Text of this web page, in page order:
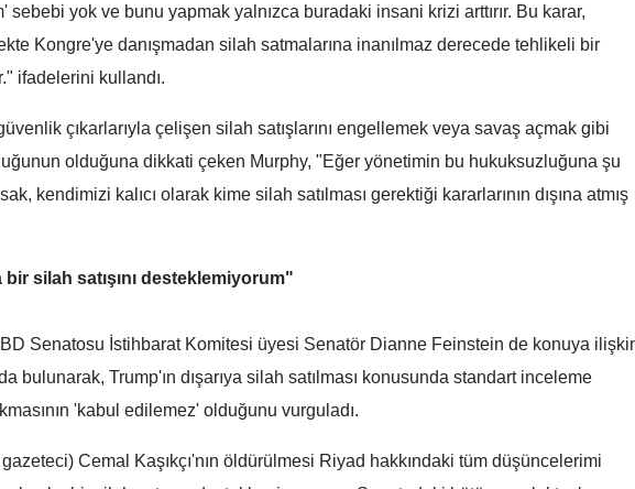
Kahramanmaraş
Mardin
Niğde
Ordu
sebebi yok ve bunu yapmak yalnızca buradaki insani krizi arttırır. Bu karar,
Kongre'ye danışmadan silah satmalarına inanılmaz derecede tehlikeli bir
ifadelerini kullandı.
çıkarlarıyla çelişen silah satışlarını engellemek veya savaş açmak gibi
olduğuna dikkati çeken Murphy, "Eğer yönetimin bu hukuksuzluğuna şu
kendimizi kalıcı olarak kime silah satılması gerektiği kararlarının dışına atmış
silah satışını desteklemiyorum"
Senatosu İstihbarat Komitesi üyesi Senatör Dianne Feinstein de konuya
bulunarak, Trump'ın dışarıya silah satılması konusunda standart inceleme
'kabul edilemez' olduğunu vurguladı.
Cemal Kaşıkçı'nın öldürülmesi Riyad hakkındaki tüm düşüncelerimi
Diyarbakır'da silahlı
kavga: 1 hayatını kaybetti
Diyarbakır'da silahlı
kavga: 1 hayatını